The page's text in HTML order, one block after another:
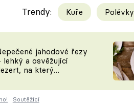
Videorecepty
TEĎ VAŘÍ ŠÉF!
ČESKO NA TALÍŘI
Trendy: Kuře
jahodové řezy
lehký a osvěžující
na který
Soutěžící